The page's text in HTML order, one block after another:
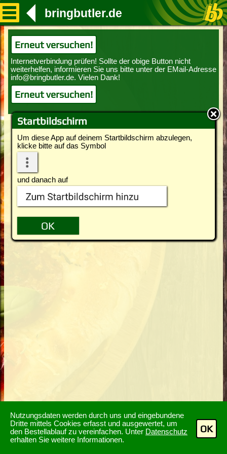
Nutzungsdaten werden durch uns und eingebundene
Dritte mittels Cookies erfasst und ausgewertet, um
den Bestellablauf zu vereinfachen. Unter Datenschutz
erhalten Sie weitere Informationen.
OK
Startbildschirm
Um diese App auf deinem Startbildschirm abzulegen,
klicke bitte auf das Symbol
und danach auf
bringbutler.de
Erneut versuchen!
Erneut versuchen!